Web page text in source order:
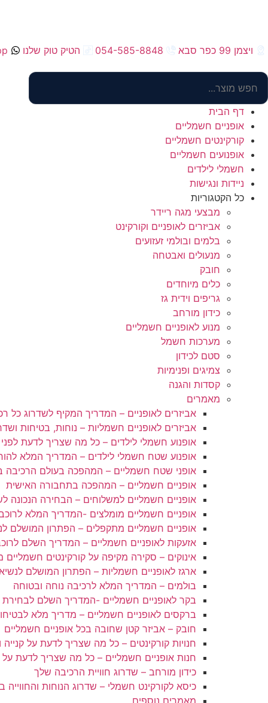
ויצמן 99 כפר סבא 054-585-8848 הטיק טוק שלנו
דף הבית
אופניים חשמליים
קורקינטים חשמליים
אופנועים חשמליים
חשמלי לילדים
ניידות ונגישות
כל הקטגוריות
מבצעי מגה ריידר
אביזרים לאופניים וקורקינט
בלמים ובולמי זעזועים
מנעולים ואבטחה
חובק
כלים מיוחדים
גריפים וידית גז
כידון מורחב
מנוע לאופניים חשמליים
מערכות חשמל
סטם לכידון
צמיגים ופנימיות
קסדות והגנה
מאמרים
אביזרים לאופניים – המדריך המקיף לשדרוג כל
אביזרים לאופניים חשמליות – נוחות, בטיחות
אופנוע חשמלי לילדים – כל מה שצריך לדעת
אופנוע שטח חשמלי לילדים – המדריך המלא
אופני שטח חשמליים – המהפכה בעולם
אופניים חשמליים – המהפכה בתחבורה האישית
אופניים חשמליים למשלוחים – הבחירה הנכונה
אופניים חשמליים מומלצים -המדריך המלא
אופניים חשמליים מתקפלים – הפתרון המושלם
אזעקות לאופניים חשמליים – המדריך השלם
אינוקים – סקירה מקיפה על קורקינטים
ארגז לאופניים חשמליות – הפתרון המושלם
בולמים – המדריך המלא לרכיבה נוחה ובטוחה
בקר לאופניים חשמליים -המדריך השלם לבחירת
ברקסים לאופניים חשמליים – מדריך מלא
חובק – אביזר קטן שחובה בכל אופניים חשמליים
חנויות קורקינטים – כל מה שצריך לדעת על קנייה
חנות אופניים חשמליים – כל מה שצריך לדעת על
כידון מורחב – שדרוג חוויית הרכיבה שלך
כיסא לקורקינט חשמלי – שדרוג הנוחות והחווייה
מאמרים נוספים